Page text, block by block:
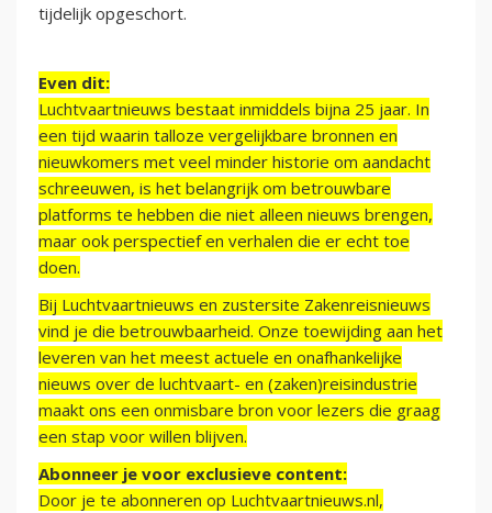
tijdelijk opgeschort.
Even dit:
Luchtvaartnieuws bestaat inmiddels bijna 25 jaar. In
een tijd waarin talloze vergelijkbare bronnen en
nieuwkomers met veel minder historie om aandacht
schreeuwen, is het belangrijk om betrouwbare
platforms te hebben die niet alleen nieuws brengen,
maar ook perspectief en verhalen die er echt toe
doen.
Bij Luchtvaartnieuws en zustersite Zakenreisnieuws
vind je die betrouwbaarheid. Onze toewijding aan het
leveren van het meest actuele en onafhankelijke
nieuws over de luchtvaart- en (zaken)reisindustrie
maakt ons een onmisbare bron voor lezers die graag
een stap voor willen blijven.
Abonneer je voor exclusieve content:
Door je te abonneren op Luchtvaartnieuws.nl,